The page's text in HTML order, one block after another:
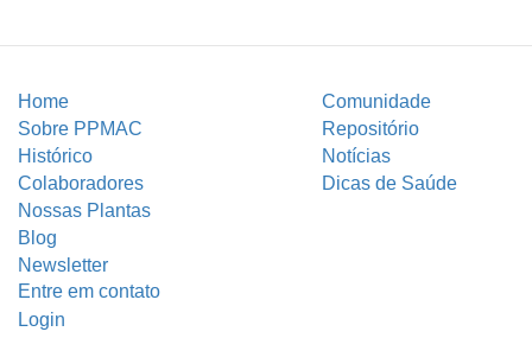
Home
Comunidade
Sobre PPMAC
Repositório
Histórico
Notícias
Colaboradores
Dicas de Saúde
Nossas Plantas
Blog
Newsletter
Entre em contato
Login